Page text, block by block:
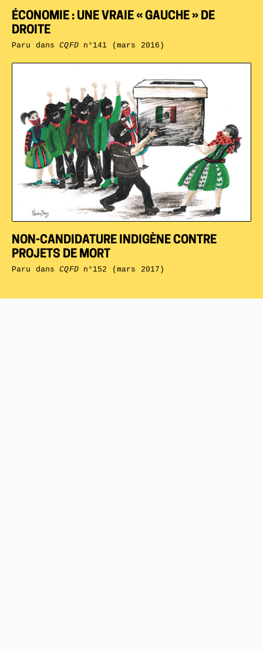
NON-CANDIDATURE INDIGÈNE CONTRE
PROJETS DE MORT
Paru dansCQFDn°152 (mars 2017)
ÉCONOMIE : UNE VRAIE « GAUCHE » DE
DROITE
Paru dansCQFDn°141 (mars 2016)